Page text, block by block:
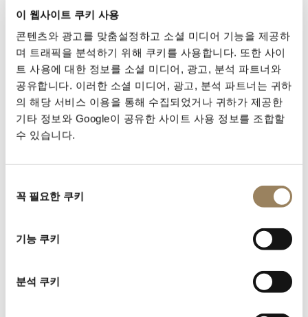
이 웹사이트 쿠키 사용
콘텐츠와 광고를 맞춤설정하고 소셜 미디어 기능을 제공하
며 트래픽을 분석하기 위해 쿠키를 사용합니다. 또한 사이
트 사용에 대한 정보를 소셜 미디어, 광고, 분석 파트너와
공유합니다. 이러한 소셜 미디어, 광고, 분석 파트너는 귀하
의 해당 서비스 이용을 통해 수집되었거나 귀하가 제공한
기타 정보와 Google이 공유한 사이트 사용 정보를 조합할
수 있습니다.
꼭 필요한 쿠키
기능 쿠키
분석 쿠키